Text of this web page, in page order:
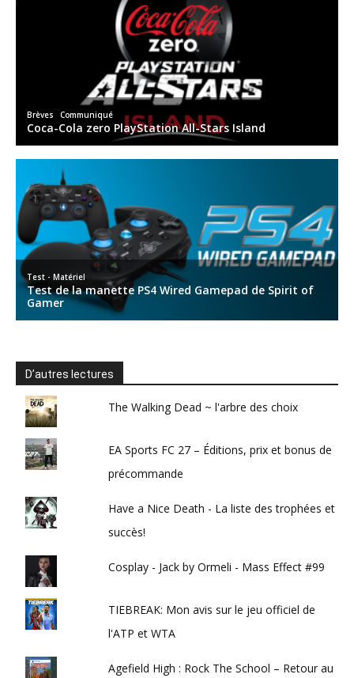
D’autres lectures
The Walking Dead ~ l'arbre des choix
EA Sports FC 27 – Éditions, prix et bonus de
précommande
Have a Nice Death - La liste des trophées et
succès!
Cosplay - Jack by Ormeli - Mass Effect #99
TIEBREAK: Mon avis sur le jeu officiel de
l'ATP et WTA
Agefield High : Rock The School – Retour au